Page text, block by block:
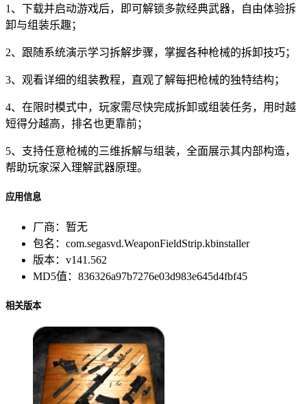
1、下载并启动游戏后，即可解锁多款经典武器，自由体验拆
卸与组装乐趣；
2、跟随系统演示学习拆解步骤，掌握各种枪械的拆卸技巧；
3、观看详细的组装教程，直观了解每把枪械的独特结构；
4、在限时模式中，玩家需尽快完成拆卸或组装任务，用时越
短得分越高，排名也更靠前；
5、支持任意枪械的三维拆解与组装，全面展示其内部构造，
帮助玩家深入理解武器原理。
应用信息
厂商： 暂无
包名： com.segasvd.WeaponFieldStrip.kbinstaller
版本： v141.562
MD5值： 836326a97b7276e03d983e645d4fbf45
相关版本